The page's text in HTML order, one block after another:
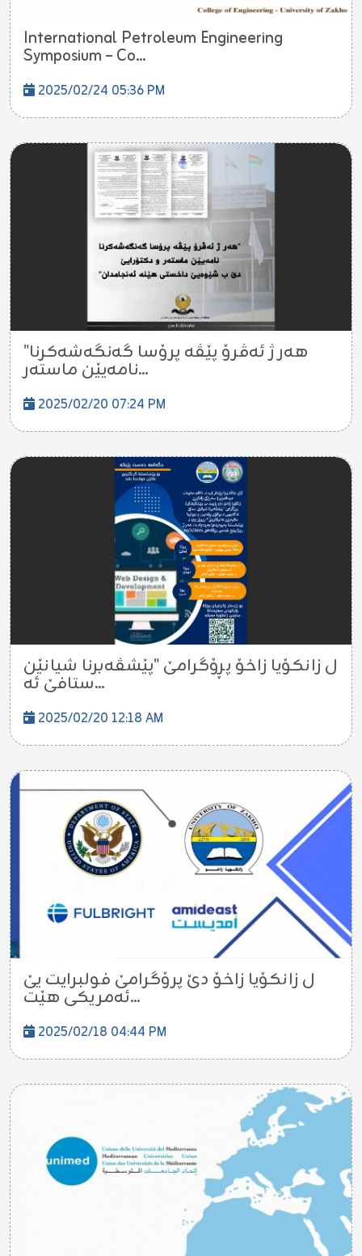
International Petroleum Engineering
Symposium – Co...
2025/02/24 05:36 PM
"هەر ژ ئەڤرۆ پێڤە پرۆسا گەنگەشەکرنا
نامەیێن ماستەر...
2025/02/20 07:24 PM
ل زانکۆیا زاخۆ پڕۆگرامێ "پێشڤەبرنا شیانێن
ستافێ ئە...
2025/02/20 12:18 AM
ل زانکۆیا زاخۆ دێ پرۆگرامێ فولبرایت یێ
ئەمریكی هێت...
2025/02/18 04:44 PM